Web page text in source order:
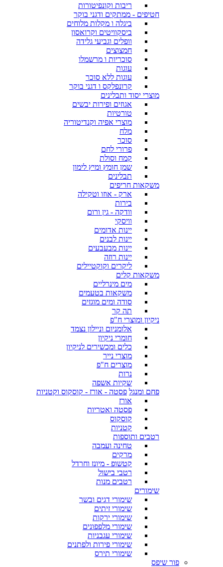
ריבות וקונפיטורות
חטיפים - ממתקים ודגני בוקר
ביגלה ו מקלות מלוחים
ביסקוויטים וקרואסון
וופלים וגביעי גלידה
חמצוצים
סוכריות ו מרשמלו
עוגות
עוגות ללא סוכר
קרונפלקס ו דגני בוקר
מוצרי יסוד ותבלינים
אגוזים ופירות יבשים
טורטיות
מוצרי אפיה וקנדיטוריה
מלח
סוכר
פרורי לחם
קמח וסולת
שמן חומץ ומיץ לימון
תבלינים
משקאות חריפים
ארק - אוזו וטקילה
בירות
וודקה - גין ורום
וויסקי
יינות אדומים
יינות לבנים
יינות מבעבעים
יינות רוזה
ליקרים וקוקטיילים
משקאות קלים
מים מינרליים
משקאות בטעמים
סודה ומים מוגזים
תה קר
ניקיון ומוצרי ח"פ
אלומניום וניילון נצמד
חומרי ניקיון
כלים ומכשירים לניקיון
מוצרי נייר
מוצרים ח"פ
נרות
שקיות אשפה
פחם ומנגל פסטה - אורז - קוסקוס וקטניות
אורז
פסטה ואטריות
קוסקוס
קטניות
רטבים ותוספות
טחינה ועמבה
מרקים
קטשופ - מיונז וחרדל
רטבי בישול
רטבים מנות
שימורים
שימורי דגים ובשר
שימורי זיתים
שימורי ירקות
שימורי מלפפונים
שימורי עגבניות
שימורי פירות ולפתנים
שימורי תירס
פור שיפס